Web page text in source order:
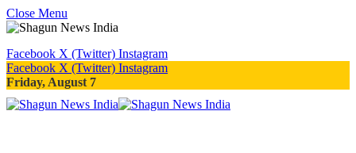
Close Menu
Facebook X (Twitter) Instagram
Facebook X (Twitter) Instagram
Friday, August 7